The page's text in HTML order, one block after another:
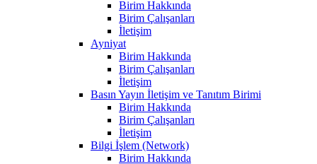
Birim Hakkında
Birim Çalışanları
İletişim
Ayniyat
Birim Hakkında
Birim Çalışanları
İletişim
Basın Yayın İletişim ve Tanıtım Birimi
Birim Hakkında
Birim Çalışanları
İletişim
Bilgi İşlem (Network)
Birim Hakkında